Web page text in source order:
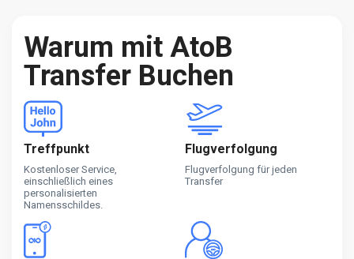
Warum mit AtoB
Transfer Buchen
Treffpunkt
Kostenloser Service,
einschließlich eines
personalisierten
Namensschildes.
Flugverfolgung
Flugverfolgung für jeden
Transfer